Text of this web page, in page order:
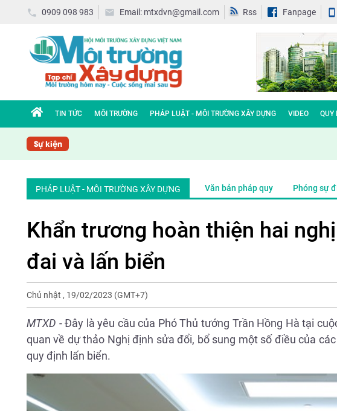
0909 098 983 Email: mtxdvn@gmail.com Rss Fanpage
TIN TỨC MÔI TRƯỜNG PHÁP LUẬT - MÔI TRƯỜNG XÂY DỰNG VIDEO QUY
Sự kiện
PHÁP LUẬT - MÔI TRƯỜNG XÂY DỰNG Văn bản pháp quy Phóng sự
Khẩn trương hoàn thiện hai
đai và lấn biển
Chủ nhật , 19/02/2023 (GMT+7)
MTXD - Đây là yêu cầu của Phó Thủ tướng Trần Hồng Hà tại
quan về dự thảo Nghị định sửa đổi, bổ sung một số điều của
quy định lấn biển.